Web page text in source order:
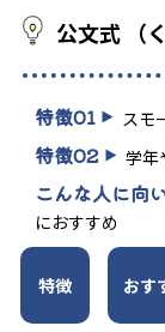
公文式 （
特徴01 スモ
特徴02 学年
こんな人に向
におすすめ
特徴 おす